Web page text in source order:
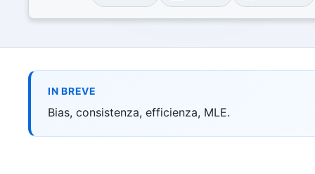
UniAppunti
Quiz
IN BREVE
Bias, consistenza, efficienza, MLE.